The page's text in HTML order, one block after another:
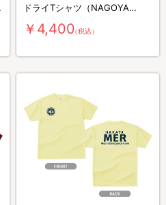
ドライTシャツ（NAGOYA
MER）
￥4,400（税込）